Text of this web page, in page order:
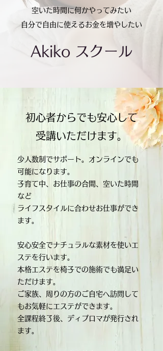
空いた時間に何かやってみたい
​自分で自由に使えるお金を増やしたい
Akiko スクール
​初心者からでも安心して
受講いただけます。
少人数制でサポート。オンラインでも
可能になります。
子育て中、お仕事の合間、空いた時間
など
ライフスタイルに合わせお仕事ができ
ます。
安心安全でナチュラルな素材を使いエ
ステを行います。
本格エステを椅子での施術でも満足い
ただけます。
ご家族、周りの方のご自宅へ訪問して
もお気軽にエステができます。
全課程終了後、ディプロマが発行され
ます。